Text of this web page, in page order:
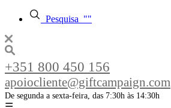
Pesquisa ""
+351 800 450 156
apoiocliente@giftcampaign.com
De segunda a sexta-feira, das 7:30h às 14:30h